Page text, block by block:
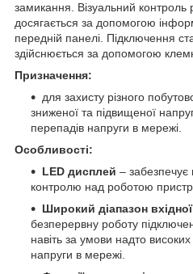
замикання. Візуальний
досягається за допомогою
передній панелі. Підключення
здійснюється за допомогою
Призначення:
для захисту різного
зниженої та підвищеної
перепадів напруги в мережі.
Особливості:
LED дисплей – забезпечує
контролю над роботою
Широкий діапазон
безперервну роботу
навіть за умови надто
напруги в мережі.